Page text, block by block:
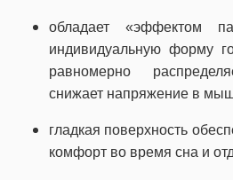
обладает «эффектом
индивидуальную форму
равномерно
снижает напряжение в
гладкая поверхность
комфорт во время сна и